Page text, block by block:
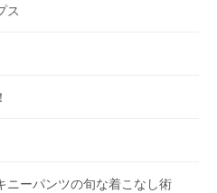
ス
ニーパンツの旬な着こなし術